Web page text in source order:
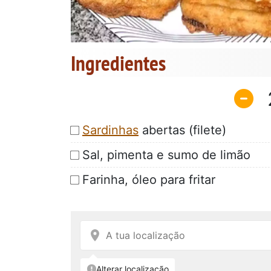
Ingredientes
Sardinhas abertas (filete)
Sal, pimenta e sumo de limão
Farinha, óleo para fritar